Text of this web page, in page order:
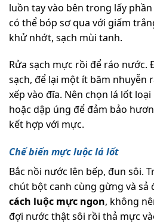
luồn tay vào bên trong lấy
có thể bóp sơ qua với giấm
khử nhớt, sạch mùi tanh.
Rửa sạch mực rồi để ráo nước.
sạch, để lại một ít băm nhuyễn
xếp vào đĩa. Nên chọn lá lốt
hoặc dập úng để đảm bảo
kết hợp với mực.
Chế biến mực luộc lá lốt
Bắc nồi nước lên bếp, đun sôi.
chút bột canh cùng gừng và sả
cách luộc mực ngon, không
đợi nước thật sôi rồi thả mực